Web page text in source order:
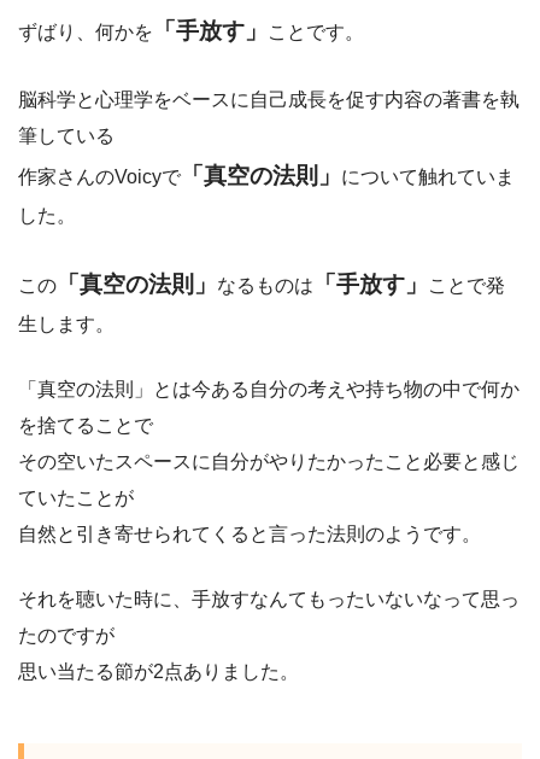
ずばり、何かを 「手放す」 ことです。
脳科学と心理学をベースに自己成長を促す内容の著書を執
筆している
作家さんのVoicyで
「真空の法則」
について触れていま
した。
この 「真空の法則」 なるものは 「手放す」
ことで発
生します。
「真空の法則」とは今ある自分の考えや持ち物の中で何か
を捨てることで
その空いたスペースに自分がやりたかったこと必要と感じ
ていたことが
自然と引き寄せられてくると言った法則のようです。
それを聴いた時に、手放すなんてもったいないなって思っ
たのですが
思い当たる節が2点ありました。